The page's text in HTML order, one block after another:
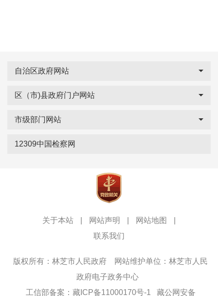
自治区政府网站
区（市)县政府门户网站
市级部门网站
12309中国检察网
关于本站 网站声明 网站地图
联系我们
版权所有：林芝市人民政府
网站维护单位：林芝市人民
政府电子政务中心
工信部备案：藏ICP备11000170号-1
藏公网安备